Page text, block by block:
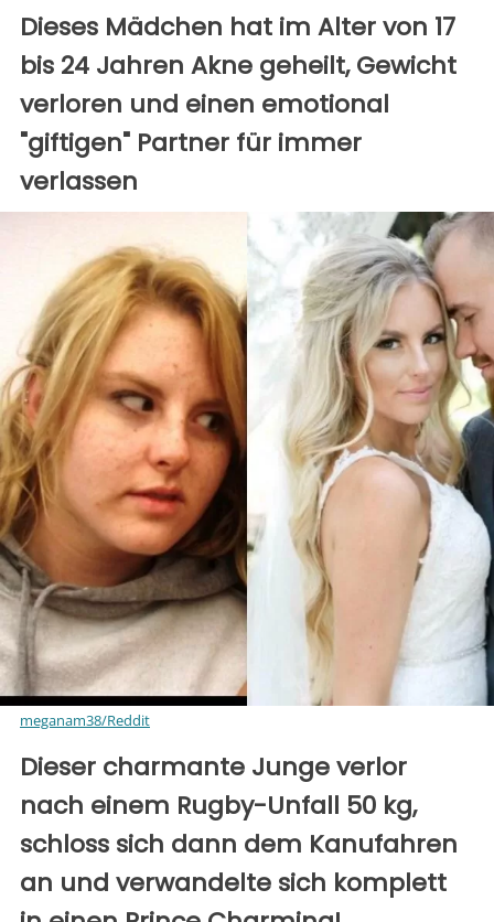
Dieses Mädchen hat im Alter von 17
bis 24 Jahren Akne geheilt, Gewicht
verloren und einen emotional
"giftigen" Partner für immer
verlassen
meganam38/Reddit
Dieser charmante Junge verlor
nach einem Rugby-Unfall 50 kg,
schloss sich dann dem Kanufahren
an und verwandelte sich komplett